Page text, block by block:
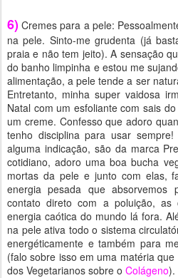
6) Cremes para a pele:
na pele. Sinto-me grudenta (já
praia e não tem jeito). A sensação
do banho limpinha e estou me
alimentação, a pele tende a ser
Entretanto, minha super vaidosa
Natal com um esfoliante com sais
um creme. Confesso que adoro
tenho disciplina para usar
alguma indicação, são da marca
cotidiano, adoro uma boa bucha
mortas da pele e junto com elas,
energia pesada que absorvemos
contato direto com a poluição, as
energia caótica do mundo lá fora.
na pele ativa todo o sistema
energéticamente e também para
(falo sobre isso em uma matéria
dos Vegetarianos sobre o Colágeno).